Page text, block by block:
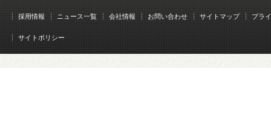
採用情報 ニュース一覧 会社情報 お問い合わせ サイトマップ プラ
サイトポリシー